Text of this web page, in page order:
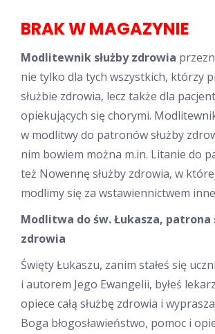
BRAK W MAGAZYNIE
Modlitewnik służby zdrowia
nie tylko dla tych wszystkich, którzy
służbie zdrowia, lecz także dla
opiekujących się chorymi.
w modlitwy do patronów służby
nim bowiem można m.in. Litanie do
też Nowennę służby zdrowia, w
modlimy się za wstawiennictwem
Modlitwa do św. Łukasza, patrona
zdrowia
Święty Łukaszu, zanim stałeś się
i autorem Jego Ewangelii, byłeś
opiece całą służbę zdrowia i
Boga błogosławieństwo, pomoc i